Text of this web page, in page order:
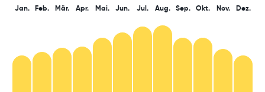
Jan. Feb. Mär. Apr. Mai. Jun. Jul. Aug. Sep. Okt. Nov. Dez.